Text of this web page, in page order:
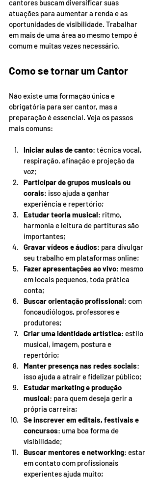
cantores buscam diversificar suas
atuações para aumentar a renda e as
oportunidades de visibilidade. Trabalhar
em mais de uma área ao mesmo tempo é
comum e muitas vezes necessário.
Como se tornar um Cantor
Não existe uma formação única e
obrigatória para ser cantor, mas a
preparação é essencial. Veja os passos
mais comuns:
Iniciar aulas de canto: técnica vocal,
respiração, afinação e projeção da
voz;
Participar de grupos musicais ou
corais: isso ajuda a ganhar
experiência e repertório;
Estudar teoria musical: ritmo,
harmonia e leitura de partituras são
importantes;
Gravar vídeos e áudios: para divulgar
seu trabalho em plataformas online;
Fazer apresentações ao vivo: mesmo
em locais pequenos, toda prática
conta;
Buscar orientação profissional: com
fonoaudiólogos, professores e
produtores;
Criar uma identidade artística: estilo
musical, imagem, postura e
repertório;
Manter presença nas redes sociais:
isso ajuda a atrair e fidelizar público;
Estudar marketing e produção
musical: para quem deseja gerir a
própria carreira;
Se inscrever em editais, festivais e
concursos: uma boa forma de
visibilidade;
Buscar mentores e networking: estar
em contato com profissionais
experientes ajuda muito;